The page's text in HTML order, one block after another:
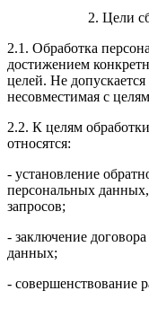
2. Цели
2.1. Обработка
достижением
целей. Не
несовместимая с
2.2. К целям
относятся:
- установление
персональных
запросов;
- заключение
данных;
- совершенствование